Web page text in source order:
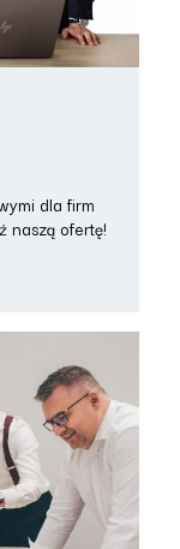
dla firm
naszą ofertę!